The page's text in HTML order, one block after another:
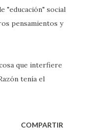
"educación" social
pensamientos y
que interfiere
tenía el
COMPARTIR